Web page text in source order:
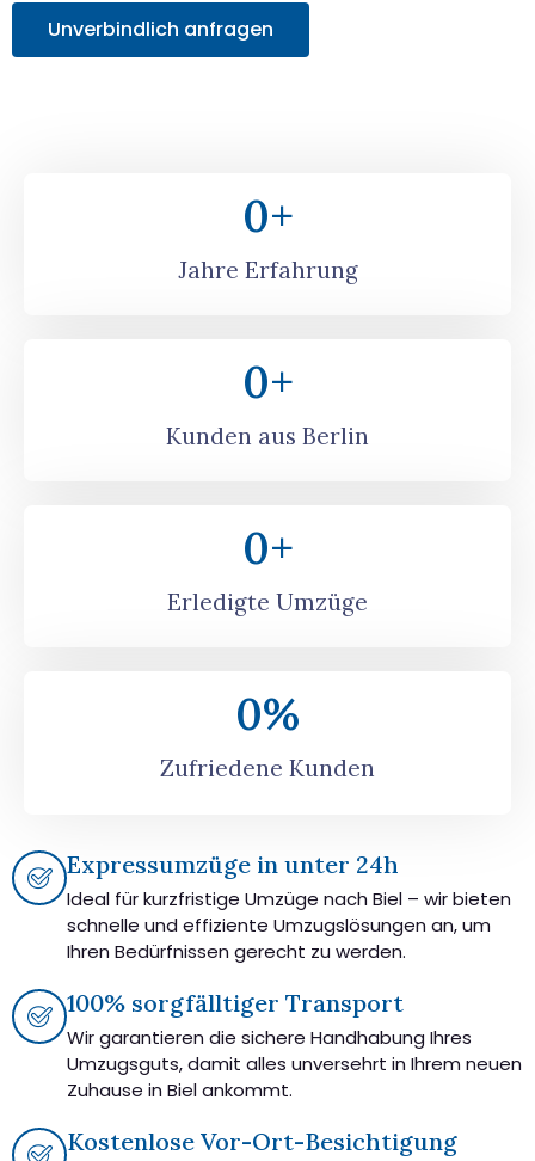
Unverbindlich anfragen
Jahre Erfahrung
0+
Kunden aus Berlin
0+
Erledigte Umzüge
0+
Zufriedene Kunden
0%
Expressumzüge in unter 24h
Ideal für kurzfristige Umzüge nach Biel – wir bieten
schnelle und effiziente Umzugslösungen an, um
Ihren Bedürfnissen gerecht zu werden.
100% sorgfälltiger Transport
Wir garantieren die sichere Handhabung Ihres
Umzugsguts, damit alles unversehrt in Ihrem neuen
Zuhause in Biel ankommt.
Kostenlose Vor-Ort-Besichtigung